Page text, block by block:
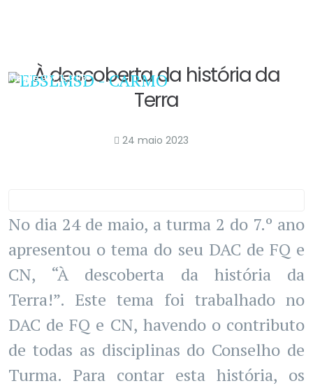
Mobile967 150 118
À descoberta da história da
Terra
24 maio 2023
No dia 24 de maio, a turma 2 do 7.º ano
apresentou o tema do seu DAC de FQ e
CN, “À descoberta da história da
Terra!”. Este tema foi trabalhado no
DAC de FQ e CN, havendo o contributo
de todas as disciplinas do Conselho de
Turma. Para contar esta história, os